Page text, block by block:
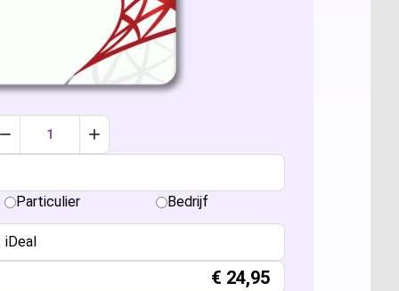
2024
2021 Professional
2019 Professional
2016 Professional
Alle licenties
2025
2022
2019
Server 2022
Server 2019
Server 2016
Verlaag aantal met 1Verhoog aantal met 1
Particulier Bedrijf
iDeal
€ 24,95